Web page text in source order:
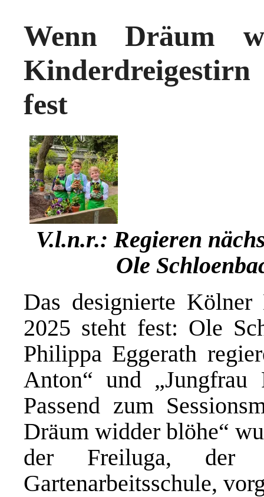
Wenn Dräum
Kinderdreigestirn
fest
V.l.n.r.: Regieren
Ole
Das designierte Kölner
2025 steht fest: Ole
Philippa Eggerath
Anton“ und „Jungfrau
Passend zum
Dräum widder blöhe“
der Freiluga, der
Gartenarbeitsschule,